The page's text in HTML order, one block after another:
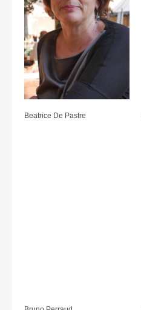
Beatrice De Pastre